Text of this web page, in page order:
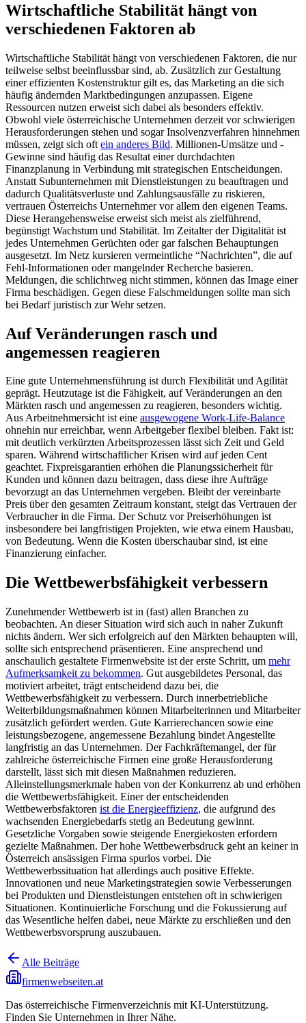
Wirtschaftliche Stabilität hängt von
verschiedenen Faktoren ab
Wirtschaftliche Stabilität hängt von verschiedenen Faktoren, die nur
teilweise selbst beeinflussbar sind, ab. Zusätzlich zur Gestaltung
einer effizienten Kostenstruktur gilt es, das Marketing an die sich
häufig ändernden Marktbedingungen anzupassen. Eigene
Ressourcen nutzen erweist sich dabei als besonders effektiv.
Obwohl viele österreichische Unternehmen derzeit vor schwierigen
Herausforderungen stehen und sogar Insolvenzverfahren hinnehmen
müssen, zeigt sich oft ein anderes Bild. Millionen-Umsätze und -
Gewinne sind häufig das Resultat einer durchdachten
Finanzplanung in Verbindung mit strategischen Entscheidungen.
Anstatt Subunternehmen mit Dienstleistungen zu beauftragen und
dadurch Qualitätsverluste und Zahlungsausfälle zu riskieren,
vertrauen Österreichs Unternehmer vor allem den eigenen Teams.
Diese Herangehensweise erweist sich meist als zielführend,
begünstigt Wachstum und Stabilität. Im Zeitalter der Digitalität ist
jedes Unternehmen Gerüchten oder gar falschen Behauptungen
ausgesetzt. Im Netz kursieren vermeintliche “Nachrichten”, die auf
Fehl-Informationen oder mangelnder Recherche basieren.
Meldungen, die schlichtweg nicht stimmen, können das Image einer
Firma beschädigen. Gegen diese Falschmeldungen sollte man sich
bei Bedarf juristisch zur Wehr setzen.
Auf Veränderungen rasch und
angemessen reagieren
Eine gute Unternehmensführung ist durch Flexibilität und Agilität
geprägt. Heutzutage ist die Fähigkeit, auf Veränderungen an den
Märkten rasch und angemessen zu reagieren, besonders wichtig.
Aus Arbeitnehmersicht ist eine ausgewogene Work-Life-Balance
ohnehin nur erreichbar, wenn Arbeitgeber flexibel bleiben. Fakt ist:
mit deutlich verkürzten Arbeitsprozessen lässt sich Zeit und Geld
sparen. Während wirtschaftlicher Krisen wird auf jeden Cent
geachtet. Fixpreisgarantien erhöhen die Planungssicherheit für
Kunden und können dazu beitragen, dass diese ihre Aufträge
bevorzugt an das Unternehmen vergeben. Bleibt der vereinbarte
Preis über den gesamten Zeitraum konstant, steigt das Vertrauen der
Verbraucher in die Firma. Der Schutz vor Preiserhöhungen ist
insbesondere bei langfristigen Projekten, wie etwa einem Hausbau,
von Bedeutung. Wenn die Kosten überschaubar sind, ist eine
Finanzierung einfacher.
Die Wettbewerbsfähigkeit verbessern
Zunehmender Wettbewerb ist in (fast) allen Branchen zu
beobachten. An dieser Situation wird sich auch in naher Zukunft
nichts ändern. Wer sich erfolgreich auf den Märkten behaupten will,
sollte sich entsprechend präsentieren. Eine ansprechend und
anschaulich gestaltete Firmenwebsite ist der erste Schritt, um mehr
Aufmerksamkeit zu bekommen. Gut ausgebildetes Personal, das
motiviert arbeitet, trägt entscheidend dazu bei, die
Wettbewerbsfähigkeit zu verbessern. Durch innerbetriebliche
Weiterbildungsmaßnahmen können Mitarbeiterinnen und Mitarbeiter
zusätzlich gefördert werden. Gute Karrierechancen sowie eine
leistungsbezogene, angemessene Bezahlung bindet Angestellte
langfristig an das Unternehmen. Der Fachkräftemangel, der für
zahlreiche österreichische Firmen eine große Herausforderung
darstellt, lässt sich mit diesen Maßnahmen reduzieren.
Alleinstellungsmerkmale haben von der Konkurrenz ab und erhöhen
die Wettbewerbsfähigkeit. Einer der entscheidenden
Wettbewerbsfaktoren ist die Energieeffizienz, die aufgrund des
wachsenden Energiebedarfs stetig an Bedeutung gewinnt.
Gesetzliche Vorgaben sowie steigende Energiekosten erfordern
gezielte Maßnahmen. Der hohe Wettbewerbsdruck geht an keiner in
Österreich ansässigen Firma spurlos vorbei. Die
Wettbewerbssituation hat allerdings auch positive Effekte.
Innovationen und neue Marketingstrategien sowie Verbesserungen
bei Produkten und Dienstleistungen entstehen oft in schwierigen
Situationen. Kontinuierliche Forschung und die Fokussierung auf
das Wesentliche helfen dabei, neue Märkte zu erschließen und den
Wettbewerbsvorsprung auszubauen.
Alle Beiträge
firmenwebseiten.at
Das österreichische Firmenverzeichnis mit KI-Unterstützung.
Finden Sie Unternehmen in Ihrer Nähe.